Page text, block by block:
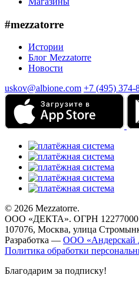
#mezzatorre
Истории
Блог Mezzatorre
Новости
uskov@albione.com +7 (495) 374-
© 2026 Mezzatorre.
ООО «ДЕКТА». ОГРН
107076, Москва, улица
Разработка — ООО «Андерскай
Политика обработки
Благодарим за подписку!